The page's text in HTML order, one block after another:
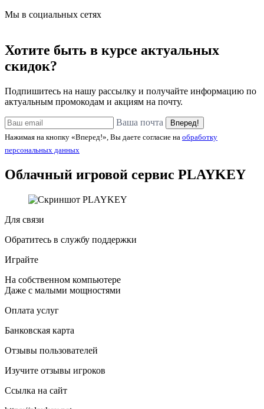
Мы в социальных сетях
Хотите быть в курсе актуальных
скидок?
Подпишитесь на нашу рассылку и получайте информацию по
актуальным промокодам и акциям на почту.
Ваша почта
Вперед!
Нажимая на кнопку «Вперед!», Вы даете согласие на обработку
персональных данных
Облачный игровой сервис PLAYKEY
Для связи
Обратитесь в службу поддержки
Играйте
На собственном компьютере
Даже с малыми мощностями
Оплата услуг
Банковская карта
Отзывы пользователей
Изучите отзывы игроков
Ссылка на сайт